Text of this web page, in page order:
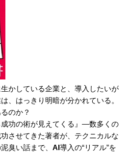
かしている企業と、導入したいが
、はっきり明暗が分かれている。
のか？
成功の術が見えてくる』―数多くの
させてきた著者が、テクニカルな
臭い話まで、 AI導入の“リアル”を